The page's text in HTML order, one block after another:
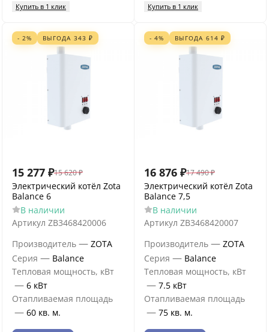
Купить в 1 клик Купить в 1 клик
- 2% ВЫГОДА 343 ₽
15 277 ₽15 620 ₽
Электрический котёл Zota
Balance 6
В наличии
Артикул ZB3468420006
Производитель — ZOTA
Серия — Balance
Тепловая мощность, кВт
— 6 кВт
Отапливаемая площадь
— 60 кв. м.
- 4% ВЫГОДА 614 ₽
16 876 ₽17 490 ₽
Электрический котёл Zota
Balance 7,5
В наличии
Артикул ZB3468420007
Производитель — ZOTA
Серия — Balance
Тепловая мощность, кВт
— 7.5 кВт
Отапливаемая площадь
— 75 кв. м.